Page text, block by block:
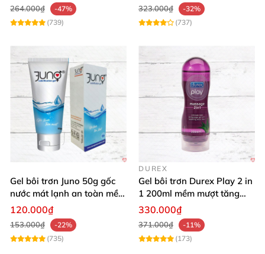
264.000₫
-47%
(739)
323.000₫
-32%
(737)
Gel bôi trơn Juno 50g gốc
nước mát lạnh an toàn mềm
mại
120.000₫
153.000₫
-22%
(735)
DUREX
Gel bôi trơn Durex Play 2 in
1 200ml mềm mượt tăng
khoái cảm
330.000₫
371.000₫
-11%
(173)